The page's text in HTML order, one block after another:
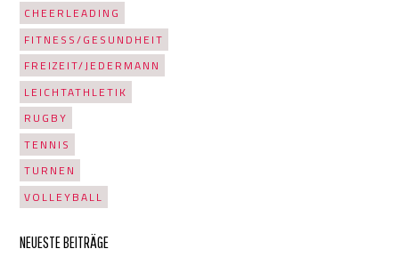
CHEERLEADING
FITNESS/GESUNDHEIT
FREIZEIT/JEDERMANN
LEICHTATHLETIK
RUGBY
TENNIS
TURNEN
VOLLEYBALL
NEUESTE BEITRÄGE